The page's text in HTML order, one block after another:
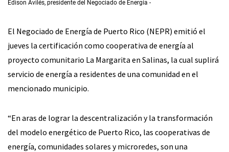
Edison Avilés, presidente del Negociado de Energía
El Negociado de Energía de Puerto Rico (NEPR) emitió el
jueves la certificación como cooperativa de energía al
proyecto comunitario La Margarita en Salinas, la cual suplirá
servicio de energía a residentes de una comunidad en el
mencionado municipio.
“En aras de lograr la descentralización y la transformación
del modelo energético de Puerto Rico, las cooperativas de
energía, comunidades solares y microredes, son una